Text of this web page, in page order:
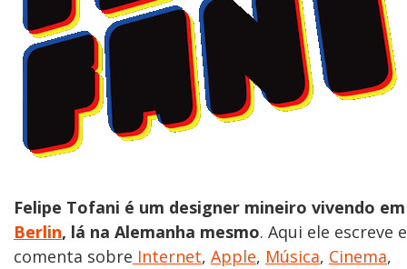
Felipe Tofani é um designer mineiro vivendo em
Berlin, lá na Alemanha mesmo. Aqui ele escreve e
comenta sobre Internet, Apple, Música, Cinema,